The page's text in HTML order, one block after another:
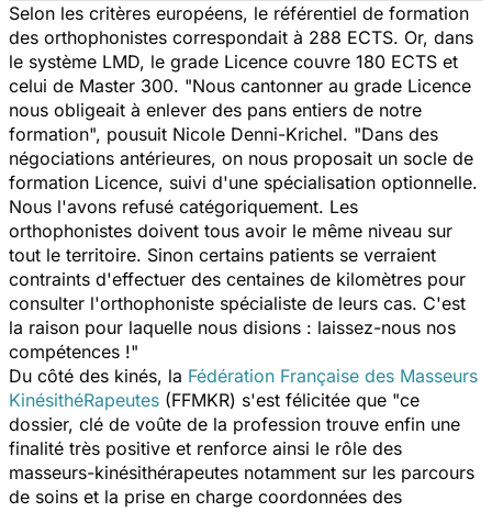
Selon les critères européens, le référentiel de formation
des orthophonistes correspondait à 288 ECTS. Or, dans
le système LMD, le grade Licence couvre 180 ECTS et
celui de Master 300. "Nous cantonner au grade Licence
nous obligeait à enlever des pans entiers de notre
formation", pousuit Nicole Denni-Krichel. "Dans des
négociations antérieures, on nous proposait un socle de
formation Licence, suivi d'une spécialisation optionnelle.
Nous l'avons refusé catégoriquement. Les
orthophonistes doivent tous avoir le même niveau sur
tout le territoire. Sinon certains patients se verraient
contraints d'effectuer des centaines de kilomètres pour
consulter l'orthophoniste spécialiste de leurs cas. C'est
la raison pour laquelle nous disions : laissez-nous nos
compétences !"
Du côté des kinés, la Fédération Française des Masseurs
KinésithéRapeutes (FFMKR) s'est félicitée que "ce
dossier, clé de voûte de la profession trouve enfin une
finalité très positive et renforce ainsi le rôle des
masseurs-kinésithérapeutes notamment sur les parcours
de soins et la prise en charge coordonnées des